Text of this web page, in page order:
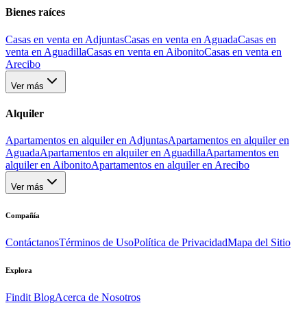
Bienes raíces
Casas en venta en AdjuntasCasas en venta en AguadaCasas en
venta en AguadillaCasas en venta en AibonitoCasas en venta en
Arecibo
Ver más
Alquiler
Apartamentos en alquiler en AdjuntasApartamentos en alquiler en
AguadaApartamentos en alquiler en AguadillaApartamentos en
alquiler en AibonitoApartamentos en alquiler en Arecibo
Ver más
Compañía
ContáctanosTérminos de UsoPolítica de PrivacidadMapa del Sitio
Explora
Findit BlogAcerca de Nosotros